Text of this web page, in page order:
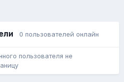
0 пользователей онлайн
пользователя не